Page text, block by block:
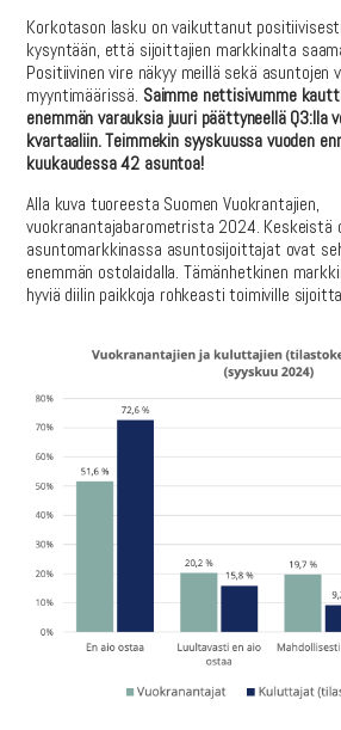
Korkotason lasku on vaikuttanut
kysyntään, että sijoittajien markkinalta
Positiivinen vire näkyy meillä sekä asuntojen
myyntimäärissä. Saimme nettisivumme
enemmän varauksia juuri päättyneellä Q3:lla
kvartaaliin. Teimmekin syyskuussa vuoden
kuukaudessa 42 asuntoa!
Alla kuva tuoreesta Suomen Vuokrantajien,
vuokranantajabarometrista 2024.
asuntomarkkinassa asuntosijoittajat ovat
enemmän ostolaidalla. Tämänhetkinen
hyviä diilin paikkoja rohkeasti toimiville